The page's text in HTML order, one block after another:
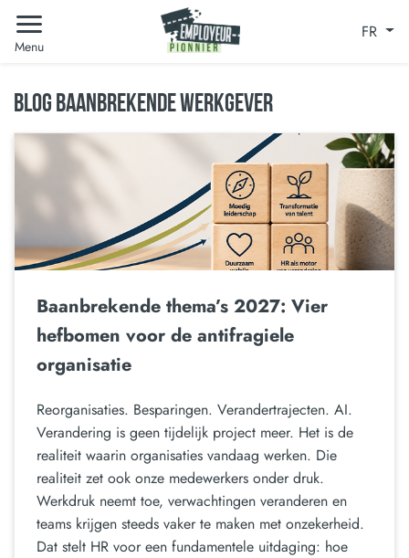
Menu
FR
BLOG BAANBREKENDE WERKGEVER
Baanbrekende thema’s 2027: Vier
hefbomen voor de antifragiele
organisatie
Reorganisaties. Besparingen. Verandertrajecten. AI.
Verandering is geen tijdelijk project meer. Het is de
realiteit waarin organisaties vandaag werken. Die
realiteit zet ook onze medewerkers onder druk.
Werkdruk neemt toe, verwachtingen veranderen en
teams krijgen steeds vaker te maken met onzekerheid.
Dat stelt HR voor een fundamentele uitdaging: hoe